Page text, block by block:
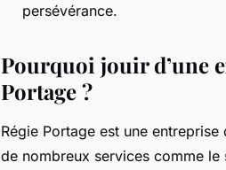
persévérance.
Pourquoi jouir d’une
Portage ?
Régie Portage est une
de nombreux services comme